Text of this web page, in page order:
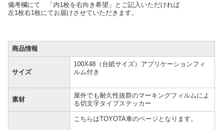
備考欄にて 「内1枚を右向き希望」とご記入いただければ
左1枚右1枚にてお届けさせていただきます。
商品情報
サイズ
100X48（台紙サイズ）アプリケーションフィ
ルム付き
素材
屋外でも耐久性抜群のマーキングフィルムによ
る切文字タイプステッカー
こちらはTOYOTA車のページとなります。